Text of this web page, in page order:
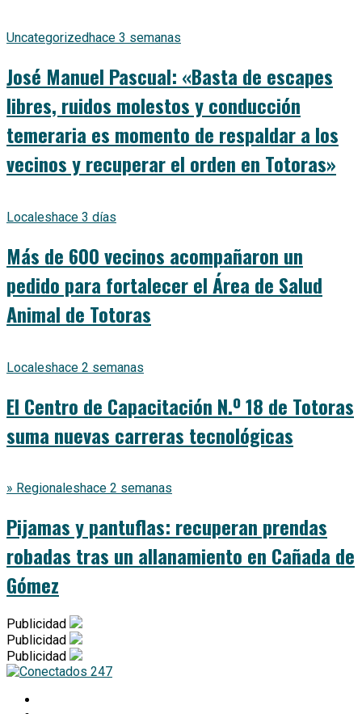
Uncategorizedhace 3 semanas
José Manuel Pascual: «Basta de escapes
libres, ruidos molestos y conducción
temeraria es momento de respaldar a los
vecinos y recuperar el orden en Totoras»
Localeshace 3 días
Más de 600 vecinos acompañaron un
pedido para fortalecer el Área de Salud
Animal de Totoras
Localeshace 2 semanas
El Centro de Capacitación N.º 18 de Totoras
suma nuevas carreras tecnológicas
» Regionaleshace 2 semanas
Pijamas y pantuflas: recuperan prendas
robadas tras un allanamiento en Cañada de
Gómez
Publicidad
Publicidad
Publicidad